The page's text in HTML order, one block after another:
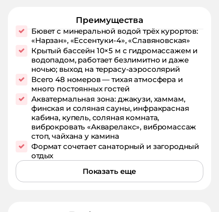
Преимущества
Бювет с минеральной водой трёх курортов:
«Нарзан», «Ессентуки‑4», «Славяновская»
Крытый бассейн 10×5 м с гидромассажем и
водопадом, работает безлимитно и даже
ночью; выход на террасу‑аэросолярий
Всего 48 номеров — тихая атмосфера и
много постоянных гостей
Акватермальная зона: джакузи, хаммам,
финская и соляная сауны, инфракрасная
кабина, купель, соляная комната,
виброкровать «Акварелакс», вибромассаж
стоп, чайхана у камина
Формат сочетает санаторный и загородный
отдых
Показать еще